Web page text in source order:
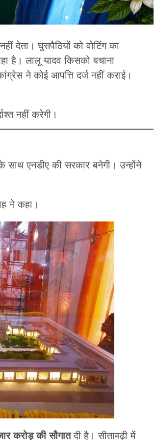
देता। घुसपैठियों को वोटिंग का
है। लालू यादव किसको बचाना
ने कोई आपत्ति दर्ज नहीं कराई।
नहीं करेगी।
साथ एनडीए की सरकार बनेगी। उन्होंने
ने कहा।
करोड़ की सौगातदी है। सीतामढ़ी में